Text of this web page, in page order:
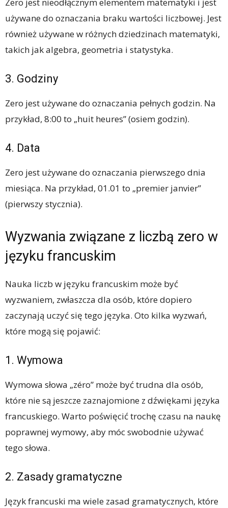
Zero jest nieodłącznym elementem matematyki i jest
używane do oznaczania braku wartości liczbowej. Jest
również używane w różnych dziedzinach matematyki,
takich jak algebra, geometria i statystyka.
3. Godziny
Zero jest używane do oznaczania pełnych godzin. Na
przykład, 8:00 to „huit heures” (osiem godzin).
4. Data
Zero jest używane do oznaczania pierwszego dnia
miesiąca. Na przykład, 01.01 to „premier janvier”
(pierwszy stycznia).
Wyzwania związane z liczbą zero w
języku francuskim
Nauka liczb w języku francuskim może być
wyzwaniem, zwłaszcza dla osób, które dopiero
zaczynają uczyć się tego języka. Oto kilka wyzwań,
które mogą się pojawić:
1. Wymowa
Wymowa słowa „zéro” może być trudna dla osób,
które nie są jeszcze zaznajomione z dźwiękami języka
francuskiego. Warto poświęcić trochę czasu na naukę
poprawnej wymowy, aby móc swobodnie używać
tego słowa.
2. Zasady gramatyczne
Język francuski ma wiele zasad gramatycznych, które